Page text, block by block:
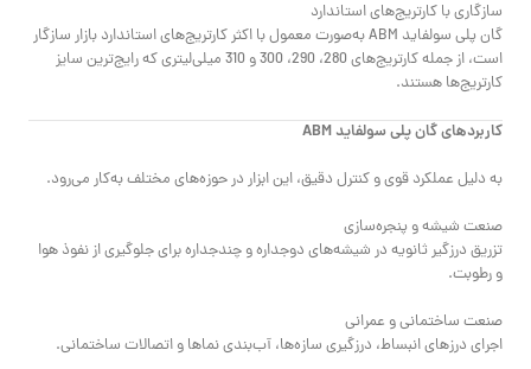
سازگاری با کارتریج‌های استاندارد
گان پلی سولفاید ABM به‌صورت معمول با اکثر کارتریج‌های استاندارد بازار سازگار
است، از جمله کارتریج‌های 280، 290، 300 و 310 میلی‌لیتری که رایج‌ترین سایز
کارتریج‌ها هستند.
کاربردهای گان پلی سولفاید ABM
به دلیل عملکرد قوی و کنترل دقیق، این ابزار در حوزه‌های مختلف به‌کار می‌رود.
صنعت شیشه و پنجره‌سازی
تزریق درزگیر ثانویه در شیشه‌های دوجداره و چندجداره برای جلوگیری از نفوذ هوا
و رطوبت.
صنعت ساختمانی و عمرانی
اجرای درزهای انبساط، درزگیری سازه‌ها، آب‌بندی نماها و اتصالات ساختمانی.